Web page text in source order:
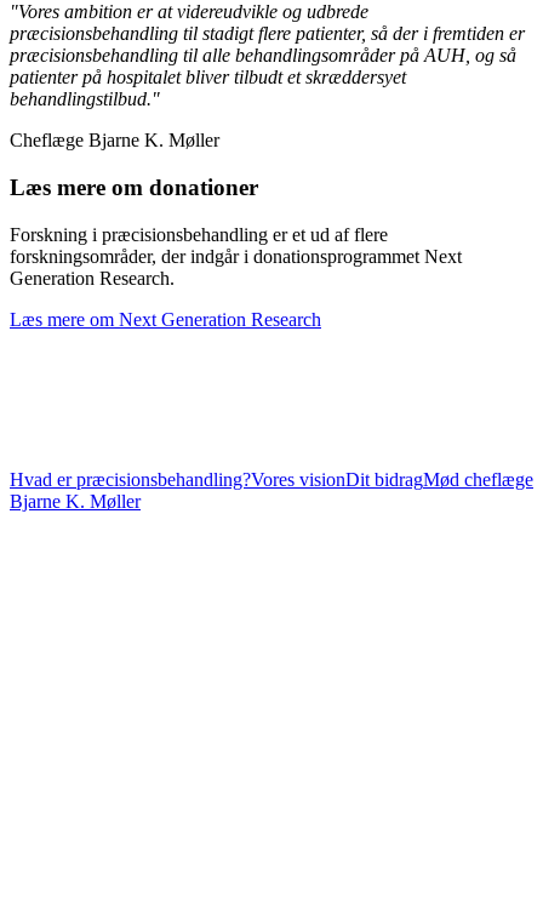
"Vores ambition er at videreudvikle og udbrede
præcisionsbehandling til stadigt flere patienter, så der i fremtiden er
præcisionsbehandling til alle behandlingsområder på AUH, og så
patienter på hospitalet bliver tilbudt et skræddersyet
behandlingstilbud."
Cheflæge Bjarne K. Møller
Læs mere om donationer
Forskning i præcisionsbehandling er et ud af flere
forskningsområder, der indgår i donationsprogrammet Next
Generation Research.
Læs mere om Next Generation Research
Hvad er præcisionsbehandling?Vores visionDit bidragMød cheflæge
Bjarne K. Møller